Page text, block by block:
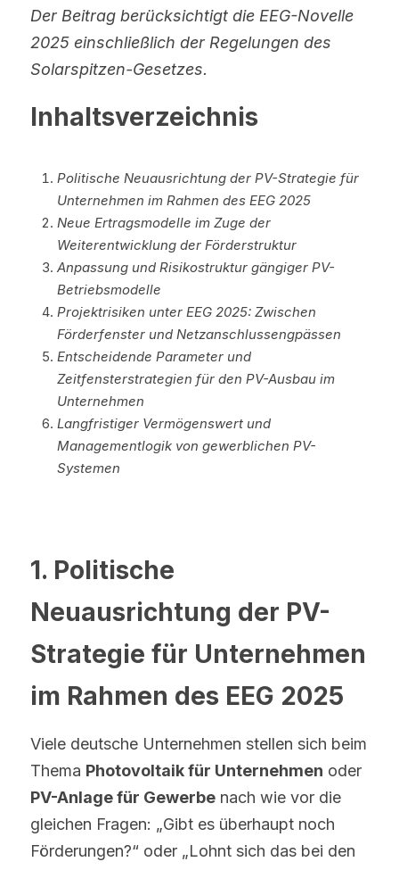
Der Beitrag berücksichtigt die EEG-Novelle
2025 einschließlich der Regelungen des
Solarspitzen-Gesetzes.
Inhaltsverzeichnis
Politische Neuausrichtung der PV-Strategie für
Unternehmen im Rahmen des EEG 2025
Neue Ertragsmodelle im Zuge der
Weiterentwicklung der Förderstruktur
Anpassung und Risikostruktur gängiger PV-
Betriebsmodelle
Projektrisiken unter EEG 2025: Zwischen
Förderfenster und Netzanschlussengpässen
Entscheidende Parameter und
Zeitfensterstrategien für den PV-Ausbau im
Unternehmen
Langfristiger Vermögenswert und
Managementlogik von gewerblichen PV-
Systemen
1. Politische
Neuausrichtung der PV-
Strategie für Unternehmen
im Rahmen des EEG 2025
Viele deutsche Unternehmen stellen sich beim
Thema Photovoltaik für Unternehmen
PV-Anlage für Gewerbe nach wie vor die
gleichen Fragen: „Gibt es überhaupt noch
Förderungen?“ oder „Lohnt sich das bei den